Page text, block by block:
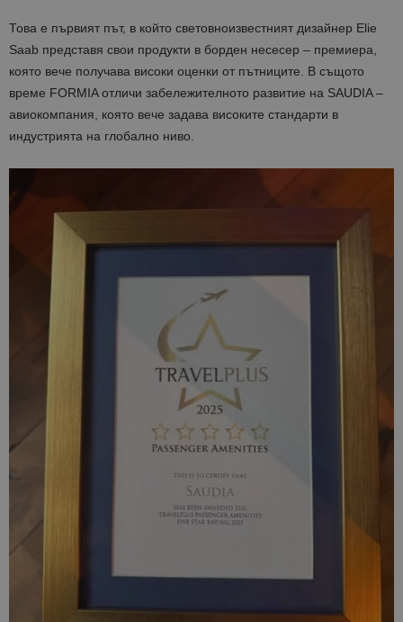
Това е първият път, в който световноизвестният дизайнер Elie
Saab представя свои продукти в борден несесер – премиера,
която вече получава високи оценки от пътниците. В същото
време FORMIA отличи забележителното развитие на SAUDIA –
авиокомпания, която вече задава високите стандарти в
индустрията на глобално ниво.